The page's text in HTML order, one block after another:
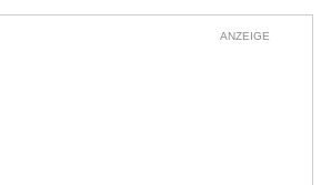
ANZEIGE